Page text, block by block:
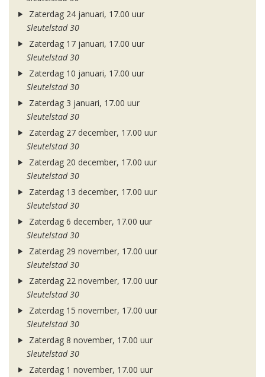
Zaterdag 24 januari, 17.00 uur
Sleutelstad 30
Zaterdag 17 januari, 17.00 uur
Sleutelstad 30
Zaterdag 10 januari, 17.00 uur
Sleutelstad 30
Zaterdag 3 januari, 17.00 uur
Sleutelstad 30
Zaterdag 27 december, 17.00 uur
Sleutelstad 30
Zaterdag 20 december, 17.00 uur
Sleutelstad 30
Zaterdag 13 december, 17.00 uur
Sleutelstad 30
Zaterdag 6 december, 17.00 uur
Sleutelstad 30
Zaterdag 29 november, 17.00 uur
Sleutelstad 30
Zaterdag 22 november, 17.00 uur
Sleutelstad 30
Zaterdag 15 november, 17.00 uur
Sleutelstad 30
Zaterdag 8 november, 17.00 uur
Sleutelstad 30
Zaterdag 1 november, 17.00 uur